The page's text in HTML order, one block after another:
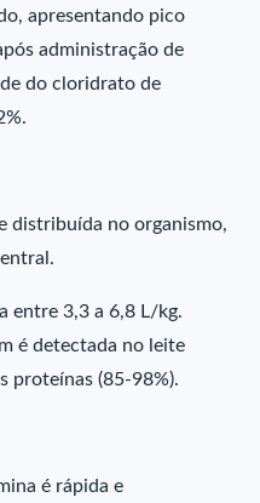
apresentando pico
administração de
do cloridrato de
distribuída no organismo,
entre 3,3 a 6,8 L/kg.
é detectada no leite
proteínas (85-98%).
é rápida e